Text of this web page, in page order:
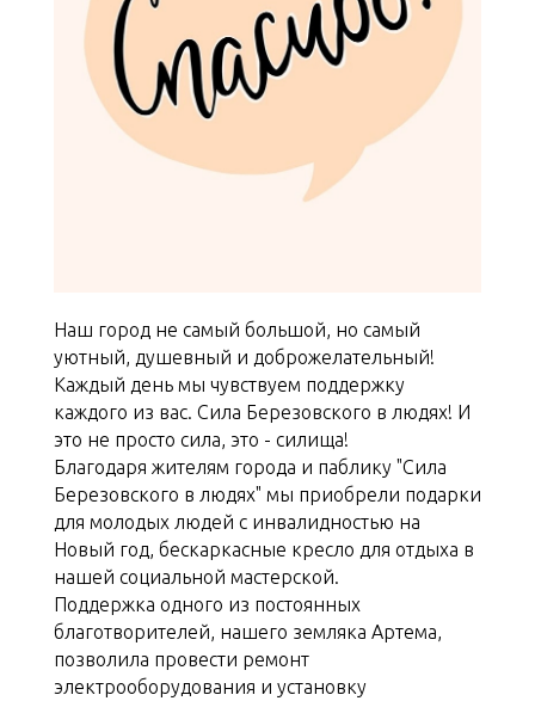
Наш город не самый большой, но самый
уютный, душевный и доброжелательный!
Каждый день мы чувствуем поддержку
каждого из вас. Сила Березовского в людях! И
это не просто сила, это - силища!
Благодаря жителям города и паблику "Сила
Березовского в людях" мы приобрели подарки
для молодых людей с инвалидностью на
Новый год, бескаркасные кресло для отдыха в
нашей социальной мастерской.
Поддержка одного из постоянных
благотворителей, нашего земляка Артема,
позволила провести ремонт
электрооборудования и установку